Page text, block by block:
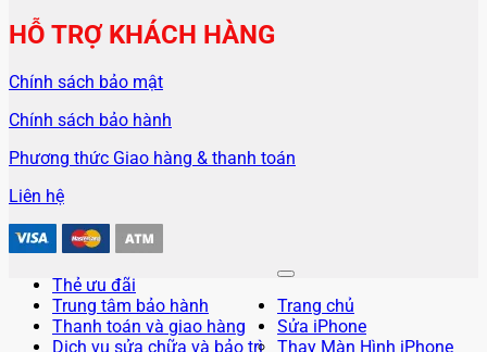
HỖ TRỢ KHÁCH HÀNG
Chính sách bảo mật
Chính sách bảo hành
Phương thức Giao hàng & thanh toán
Liên hệ
Thẻ ưu đãi
Trung tâm bảo hành
Thanh toán và giao hàng
Dịch vụ sửa chữa và bảo trì
Trang chủ
Sửa iPhone
Thay Màn Hình iPhone